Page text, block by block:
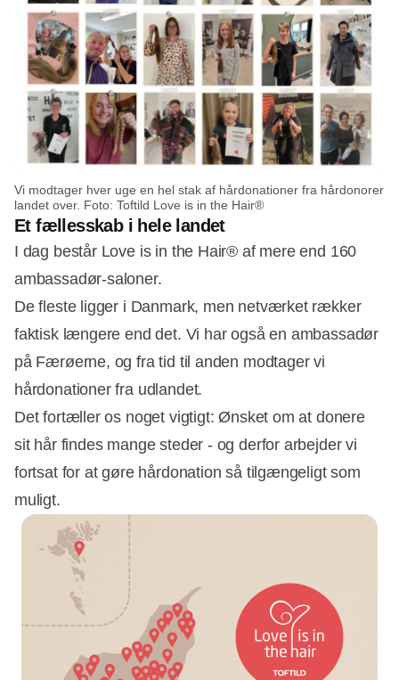
Vi modtager hver uge en hel stak af hårdonationer fra hårdonorer
landet over. Foto: Toftild Love is in the Hair®
Et fællesskab i hele landet
I dag består Love is in the Hair® af mere end 160
ambassadør-saloner.
De fleste ligger i Danmark, men netværket rækker
faktisk længere end det. Vi har også en ambassadør
på Færøerne, og fra tid til anden modtager vi
hårdonationer fra udlandet.
Det fortæller os noget vigtigt: Ønsket om at donere
sit hår findes mange steder - og derfor arbejder vi
fortsat for at gøre hårdonation så tilgængeligt som
muligt.